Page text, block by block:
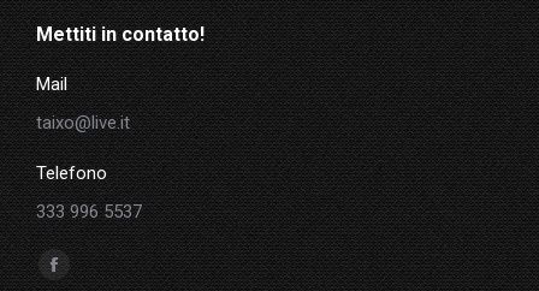
Mettiti in contatto!
Mail
taixo@live.it
Telefono
333 996 5537
Ci puoi trovare su:
Facebook